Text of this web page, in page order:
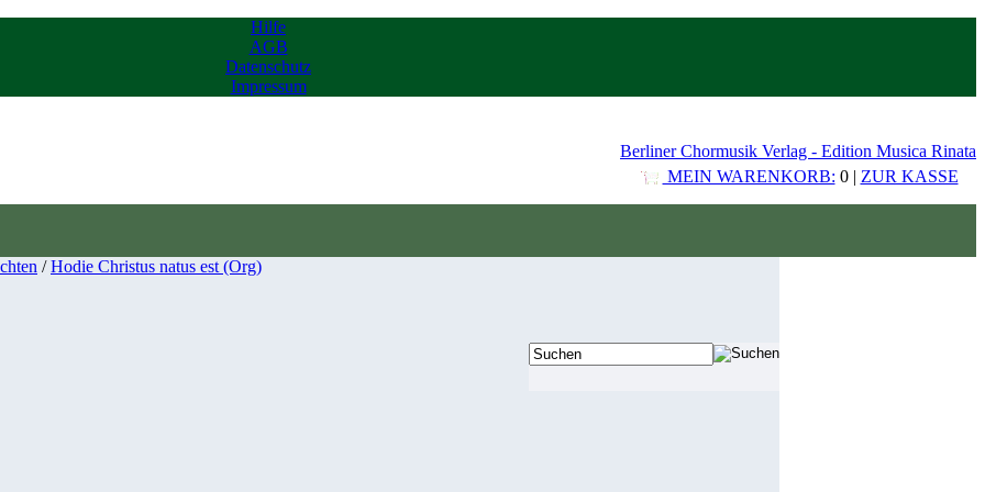
Hilfe
AGB
Datenschutz
Impressum
Berliner Chormusik Verlag - Edition Musica Rinata
MEIN WARENKORB: 0 | ZUR KASSE
/Hodie Christus natus est (Org)